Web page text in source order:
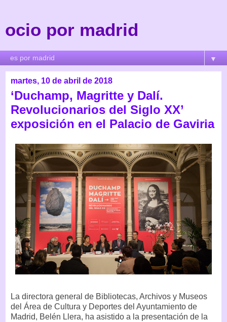
ocio por madrid
▼
martes, 10 de abril de 2018
‘Duchamp, Magritte y Dalí.
Revolucionarios del Siglo XX’
exposición en el Palacio de Gaviria
La directora general de Bibliotecas, Archivos y Museos
del Área de Cultura y Deportes del Ayuntamiento de
Madrid, Belén Llera, ha asistido a la presentación de la